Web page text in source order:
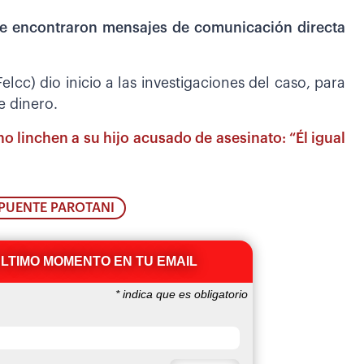
encontraron mensajes de comunicación directa
dio inicio a las investigaciones del caso, para
dinero.
linchen a su hijo acusado de asesinato: “Él igual
PAROTANI
MOMENTO EN TU EMAIL
*indica que es obligatorio